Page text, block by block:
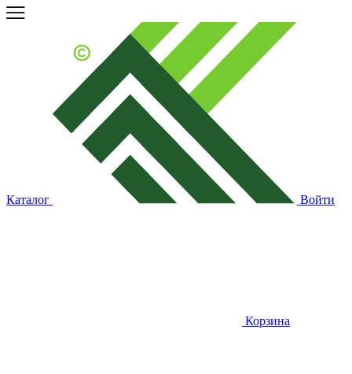
Каталог Войти
Корзина